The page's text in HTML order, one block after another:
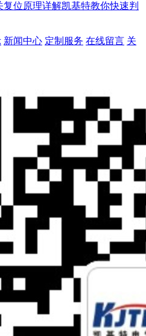
复位原理详解凯基特教你快速判
新闻中心 定制服务 在线留言 关